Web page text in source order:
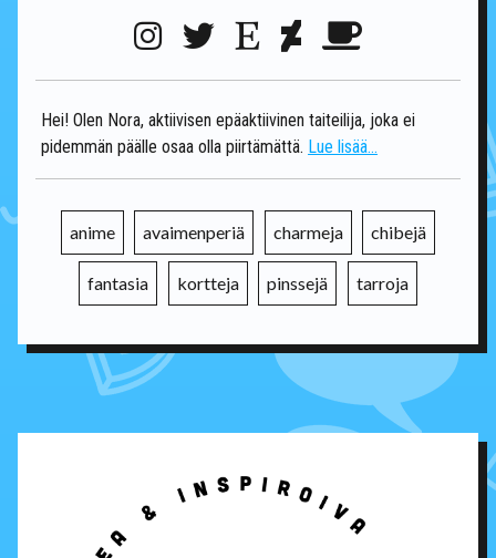
Hei! Olen Nora, aktiivisen epäaktiivinen taiteilija, joka ei
pidemmän päälle osaa olla piirtämättä. Lue lisää...
anime avaimenperiä charmeja chibejä
fantasia kortteja pinssejä tarroja